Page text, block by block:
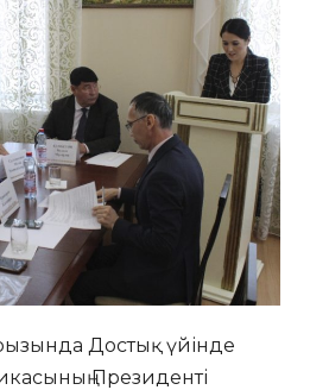
Достық үйінде
Президенті